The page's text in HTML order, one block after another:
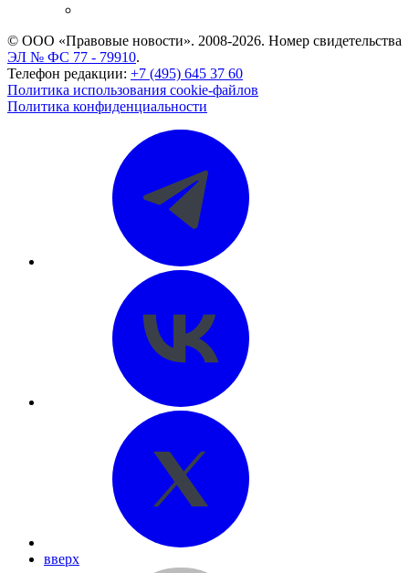
© ООО «Правовые новости». 2008-2026. Номер свидетельства
ЭЛ № ФС 77 - 79910.
Телефон редакции: +7 (495) 645 37 60
Политика использования cookie-файлов
Политика конфиденциальности
вверх